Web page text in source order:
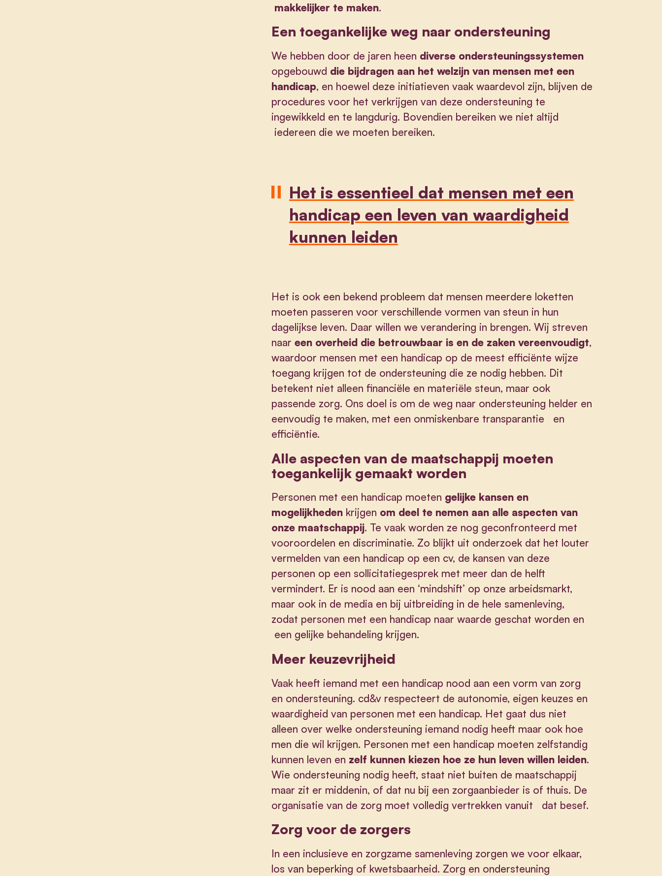
makkelijker te maken.
Een toegankelijke weg naar ondersteuning
We hebben door de jaren heen diverse ondersteuningssystemen
opgebouwd die bijdragen aan het welzijn van mensen met een
handicap, en hoewel deze initiatieven vaak waardevol zijn, blijven de
procedures voor het verkrijgen van deze ondersteuning te
ingewikkeld en te langdurig. Bovendien bereiken we niet altijd
iedereen die we moeten bereiken.
Het is essentieel dat mensen met een
handicap een leven van waardigheid
kunnen leiden
Het is ook een bekend probleem dat mensen meerdere loketten
moeten passeren voor verschillende vormen van steun in hun
dagelijkse leven. Daar willen we verandering in brengen. Wij streven
naareen overheid die betrouwbaar is en de zaken vereenvoudigt,
waardoor mensen met een handicap op de meest efficiënte wijze
toegang krijgen tot de ondersteuning die ze nodig hebben. Dit
betekent niet alleen financiële en materiële steun, maar ook
passende zorg. Ons doel is om de weg naar ondersteuning helder en
eenvoudig te maken, met een onmiskenbare transparantie en
efficiëntie.
Alle aspecten van de maatschappij moeten
toegankelijk gemaakt worden
Personen met een handicap moeten gelijke kansen en
mogelijkheden krijgen om deel te nemen aan alle aspecten van
onze maatschappij. Te vaak worden ze nog geconfronteerd met
vooroordelen en discriminatie. Zo blijkt uit onderzoek dat het louter
vermelden van een handicap op een cv, de kansen van deze
personen op een sollicitatiegesprek met meer dan de helft
vermindert. Er is nood aan een ‘mindshift’ op onze arbeidsmarkt,
maar ook in de media en bij uitbreiding in de hele samenleving,
zodat personen met een handicap naar waarde geschat worden en
een gelijke behandeling krijgen.
Meer keuzevrijheid
Vaak heeft iemand met een handicap nood aan een vorm van zorg
en ondersteuning. cd&v respecteert de autonomie, eigen keuzes en
waardigheid van personen met een handicap. Het gaat dus niet
alleen over welke ondersteuning iemand nodig heeft maar ook hoe
men die wil krijgen. Personen met een handicap moeten zelfstandig
kunnen leven en zelf kunnen kiezen hoe ze hun leven willen leiden.
Wie ondersteuning nodig heeft, staat niet buiten de maatschappij
maar zit er middenin, of dat nu bij een zorgaanbieder is of thuis. De
organisatie van de zorg moet volledig vertrekken vanuit dat besef.
Zorg voor de zorgers
In een inclusieve en zorgzame samenleving zorgen we voor elkaar,
los van beperking of kwetsbaarheid. Zorg en ondersteuning